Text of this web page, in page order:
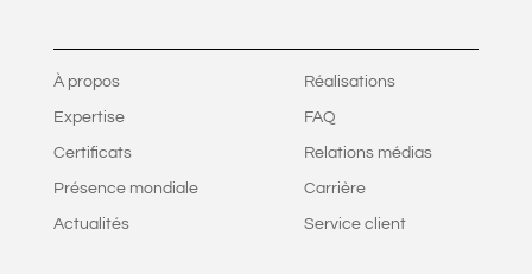
À propos
Expertise
Certificats
Présence mondiale
Actualités
Réalisations
FAQ
Relations médias
Carrière
Service client